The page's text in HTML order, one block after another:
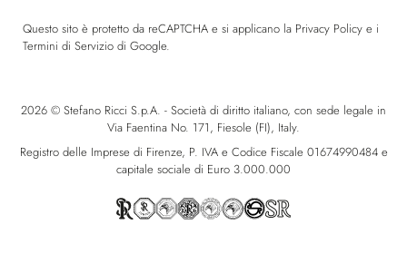
Questo sito è protetto da reCAPTCHA e si applicano la Privacy Policy e i
Termini di Servizio di Google.
2026 © Stefano Ricci S.p.A. - Società di diritto italiano, con sede legale in
Via Faentina No. 171, Fiesole (FI), Italy.
Registro delle Imprese di Firenze, P. IVA e Codice Fiscale 01674990484 e
capitale sociale di Euro 3.000.000